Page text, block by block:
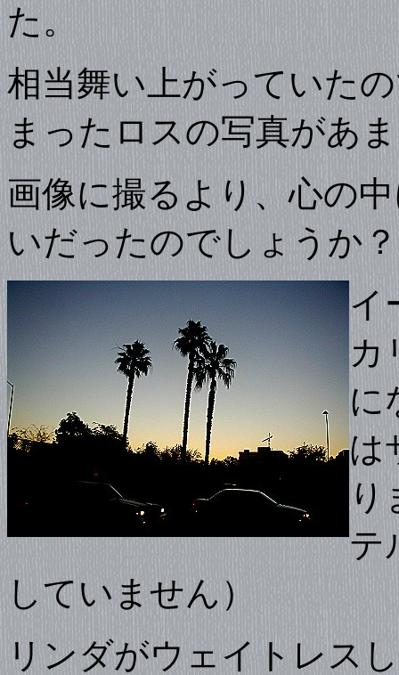
た。
相当舞い上がっていた
まったロスの写真があ
画像に撮るより、心の
いだったのでしょうか？
イ
カ
に
は
り
テ
していません）
リンダがウェイトレス